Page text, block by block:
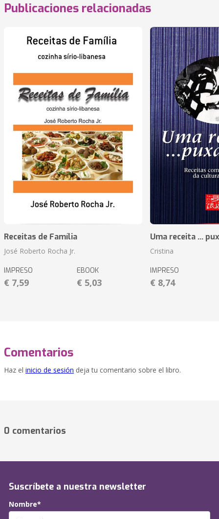
Publicaciones relacionadas
Receitas de Família
José Roberto Rocha Jr.
IMPRESO
€ 7,59
EBOOK
€ 5,03
Uma receita ...
Cristina
IMPRESO
€ 8,74
Comentarios
Haz el inicio de sesión deja tu comentario sobre el libro.
0 comentarios
Suscríbete a nuestra newsletter
Nombre*